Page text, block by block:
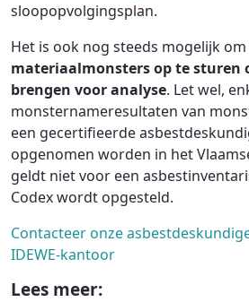
sloopopvolgingsplan.
Het is ook nog steeds mogelijk om
materiaalmonsters op te sturen
brengen voor analyse. Let wel,
monsternameresultaten van
een gecertifieerde
opgenomen worden in het
geldt niet voor een
Codex wordt opgesteld.
Contacteer onze
IDEWE-kantoor
Lees meer: